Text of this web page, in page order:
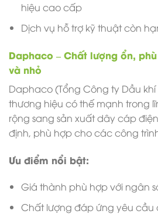
hiệu cao cấp
Dịch vụ hỗ trợ kỹ thuật còn
Daphaco – Chất lượng ổn,
và nhỏ
Daphaco (Tổng Công ty Dầu
thương hiệu có thế mạnh trong
rộng sang sản xuất dây cáp
định, phù hợp cho các công
Ưu điểm nổi bật:
Giá thành phù hợp với ngân
Chất lượng đáp ứng yêu cầu